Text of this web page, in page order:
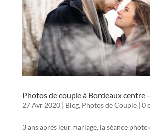
Photos de couple à Bordeaux centre
27 Avr 2020| Blog, Photos de Couple| 0
3 ans après leur mariage, la séance photo